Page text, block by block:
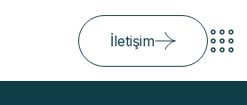
İletişim